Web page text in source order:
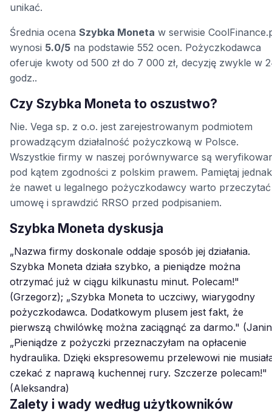
unikać.
Średnia ocena Szybka Moneta w serwisie
wynosi 5.0/5 na podstawie 552 ocen. Pożyczkodawca
oferuje kwoty od 500 zł do 7 000 zł, decyzję zwykle w
godz..
Czy Szybka Moneta to oszustwo?
Nie. Vega sp. z o.o. jest zarejestrowanym podmiotem
prowadzącym działalność pożyczkową w Polsce.
Wszystkie firmy w naszej porównywarce są
pod kątem zgodności z polskim prawem. Pamiętaj
że nawet u legalnego pożyczkodawcy warto przeczytać
umowę i sprawdzić RRSO przed podpisaniem.
Szybka Moneta dyskusja
„Nazwa firmy doskonale oddaje sposób jej działania.
Szybka Moneta działa szybko, a pieniądze można
otrzymać już w ciągu kilkunastu minut. Polecam!"
(Grzegorz); „Szybka Moneta to uczciwy, wiarygodny
pożyczkodawca. Dodatkowym plusem jest fakt, że
pierwszą chwilówkę można zaciągnąć za darmo."
„Pieniądze z pożyczki przeznaczyłam na opłacenie
hydraulika. Dzięki ekspresowemu przelewowi nie
czekać z naprawą kuchennej rury. Szczerze polecam!"
(Aleksandra)
Zalety i wady według użytkowników